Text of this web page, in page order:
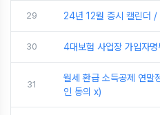
29 24년 12월 증시 캘린더 /
30 4대보험 사업장 가입자
31
월세 환급 소득공제 연말
인 동의 x)